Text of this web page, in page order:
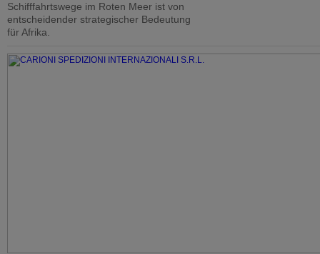
Schifffahrtswege im Roten Meer ist von
entscheidender strategischer Bedeutung
für Afrika.